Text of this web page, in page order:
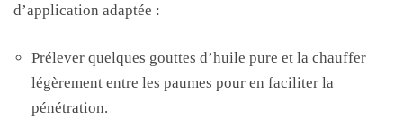
d’application adaptée :
Prélever quelques gouttes d’huile pure et la chauffer
légèrement entre les paumes pour en faciliter la
pénétration.